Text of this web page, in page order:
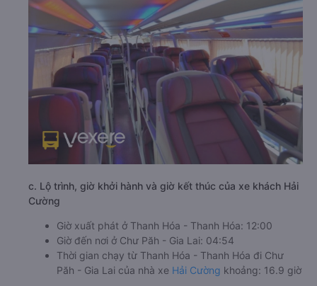
c. Lộ trình, giờ khởi hành và giờ kết thúc của xe khách Hải
Cường
Giờ xuất phát ở Thanh Hóa - Thanh Hóa: 12:00
Giờ đến nơi ở Chư Păh - Gia Lai: 04:54
Thời gian chạy từ Thanh Hóa - Thanh Hóa đi Chư
Păh - Gia Lai của nhà xe Hải Cường khoảng: 16.9 giờ